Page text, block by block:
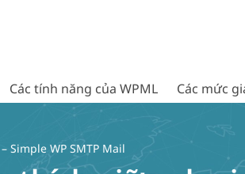
Các tính năng của WPML Các mức
– Simple WP SMTP Mail